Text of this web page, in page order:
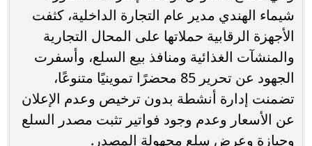
شيماء الهندي مدير عام التجارة الداخلية، كثفت
الأجهزة الرقابية حملاتها على المحال التجارية
والمنشآت الغذائية ومنافذ بيع السلع، وأسفرت
الجهود عن تحرير 85 محضرًا تموينيًا متنوعًا،
تضمنت إدارة أنشطة بدون ترخيص وعدم الإعلان
عن الأسعار وعدم وجود فواتير تثبت مصدر السلع
وحيازة وعرض سلع مجهولة المصدر.